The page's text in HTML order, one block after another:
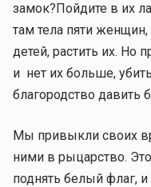
замок?Пойдите в их
там тела пяти
детей, растить их. Но
и нет их больше,
благородство давить
Мы привыкли своих
ними в рыцарство.
поднять белый флаг,